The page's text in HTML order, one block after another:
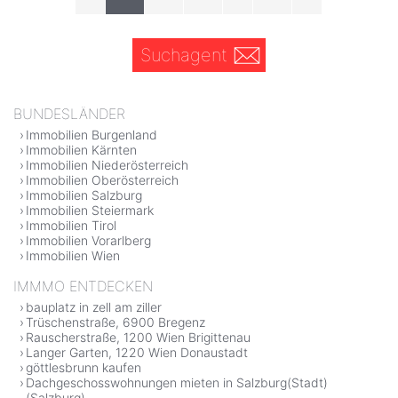
Suchagent
BUNDESLÄNDER
Immobilien Burgenland
Immobilien Kärnten
Immobilien Niederösterreich
Immobilien Oberösterreich
Immobilien Salzburg
Immobilien Steiermark
Immobilien Tirol
Immobilien Vorarlberg
Immobilien Wien
IMMMO ENTDECKEN
bauplatz in zell am ziller
Trüschenstraße, 6900 Bregenz
Rauscherstraße, 1200 Wien Brigittenau
Langer Garten, 1220 Wien Donaustadt
göttlesbrunn kaufen
Dachgeschosswohnungen mieten in Salzburg(Stadt)